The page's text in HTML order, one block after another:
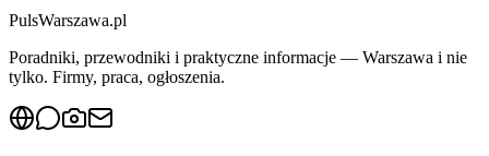
PulsWarszawa.pl
Poradniki, przewodniki i praktyczne informacje — Warszawa i nie
tylko. Firmy, praca, ogłoszenia.